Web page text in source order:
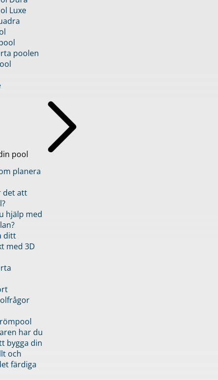
Luxe
poolen
pool
planera
det att
hjälp med
ditt
med 3D
har du
bygga din
och
färdiga